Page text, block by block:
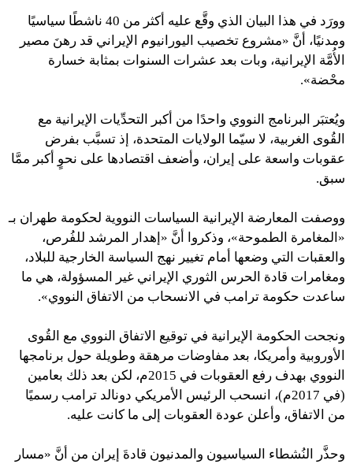
وورَد في هذا البيان الذي وقَّع عليه أكثر من 40 ناشطًا سياسيًا
ومدنيًا، أنَّ «مشروع تخصيب اليورانيوم الإيراني قد رهنَ مصير
الأُمَّة الإيرانية، وبات بعد عشرات السنوات بمثابة خسارة
محْضة».
ويُعتبَر البرنامج النووي واحدًا من أكبر التحدِّيات الإيرانية مع
القُوى الغربية، لا سيّما الولايات المتحدة، إذ تسبَّب بفرض
عقوبات واسعة على إيران، وأضعف اقتصادها على نحوٍ أكبر ممَّا
سبق.
ووصفت المعارضة الإيرانية السياسات النووية لحكومة طهران بـ
«المغامرة الطموحة»، وذكروا أنَّ «إهدار المرشد للفُرص،
والعقبات التي وضعها أمام تغيير نهج السياسة الخارجية للبلاد،
ومغامرات قادة الحرس الثوري الإيراني غير المسؤولة، هي ما
ساعدت حكومة ترامب في الانسحاب من الاتفاق النووي».
ونجحت الحكومة الإيرانية في توقيع الاتفاق النووي مع القُوى
الأوروبية وأمريكا، بعد مفاوضات مرهقة وطويلة حول برنامجها
النووي بهدف رفع العقوبات في 2015م، لكن بعد ذلك بعامين
(في 2017م)، انسحب الرئيس الأمريكي دونالد ترامب رسميًا
من الاتفاق، وأعلن عودة العقوبات إلى ما كانت عليه.
وحذَّر النُشطاء السياسيون والمدنيون قادةَ إيران من أنَّ «مسار